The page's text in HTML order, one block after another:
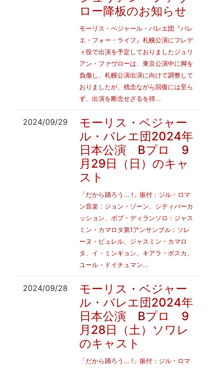
ロー降板のお知らせ
モーリス・ベジャール・バレエ団『バレ
エ・フォー・ライフ』札幌公演にフレデ
ィ役で出演を予定しておりましたジュリ
アン・ファヴローは、東京公演中に脚を
負傷し、札幌公演出演に向けて調整して
おりましたが、残念ながら回復には至ら
ず、出演を断念せざるを得...
2024/09/29
モーリス・ベジャー
ル・バレエ団2024年
日本公演 Bプロ 9
月29日（日）のキャ
スト
「だから踊ろう... !」振付：ジル・ロマ
ン音楽：ジョン・ゾーン、シティパーカ
ッション、ボブ・ディランソロ：ジャス
ミン・カマロタ第1アンサンブル：ソレ
ーヌ・ビュレル、ジャスミン・カマロ
タ、イ・ミンギョン、キアラ・ポスカ、
ユール・ドイチュマン...
2024/09/28
モーリス・ベジャー
ル・バレエ団2024年
日本公演 Bプロ 9
月28日（土）ソワレ
のキャスト
「だから踊ろう... !」振付：ジル・ロマ